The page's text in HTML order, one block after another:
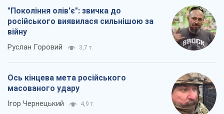
"Покоління олів'є": звичка до
російського виявилася сильнішою за
війну
Руслан Горовий 3,7 т.
Ось кінцева мета російського
масованого удару
Ігор Чернецький 4,9 т.